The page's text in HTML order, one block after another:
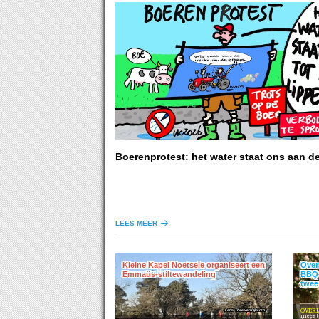
Boerenprotest: het water staat ons aan
LEES MEER
Kleine Kapel Noetsele organiseert een
Emmaüs-stiltewandeling
Thea van Pijkeren
meest